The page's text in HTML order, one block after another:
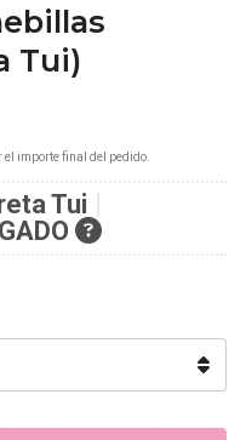
Tui)
el importe final del pedido.
Tui